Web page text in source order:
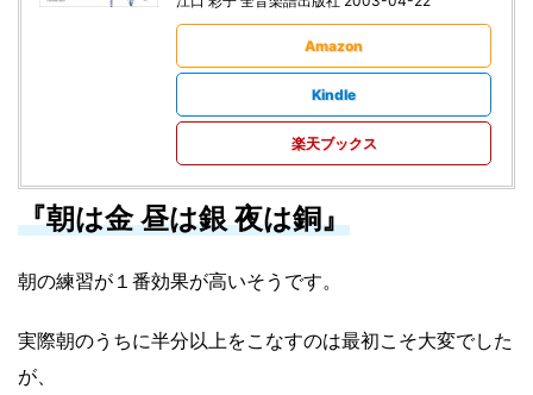
Amazon
Kindle
楽天ブックス
『朝は金 昼は銀 夜は銅』
朝の練習が１番効果が高いそうです。
実際朝のうちに半分以上をこなすのは最初こそ大変でした
が、